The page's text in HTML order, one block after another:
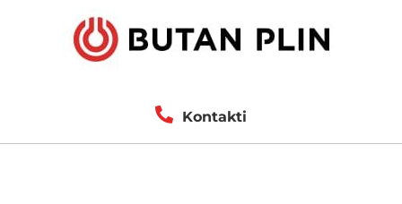
Kontakti